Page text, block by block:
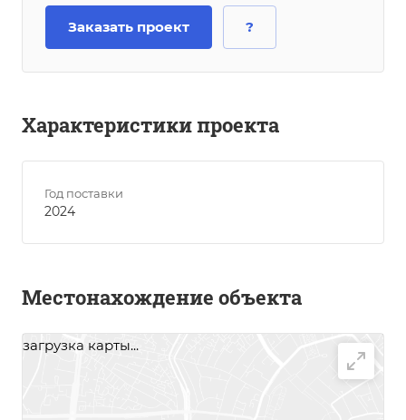
Заказать проект ?
Характеристики проекта
Год поставки
2024
Местонахождение объекта
загрузка карты...